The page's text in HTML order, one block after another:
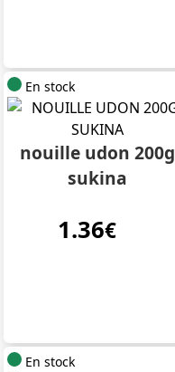
En stock
nouille udon 200g
sukina
1.36€
En stock